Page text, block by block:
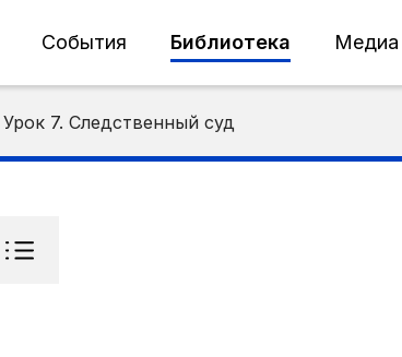
События Библиотека Медиа
Урок 7. Следственный суд